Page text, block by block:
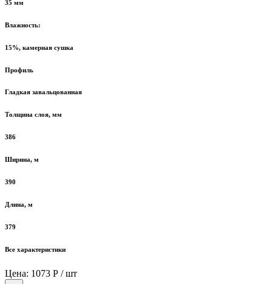
35 мм
Влажность:
15%, камерная сушка
Профиль
Гладкая завальцованная
Толщина слоя, мм
386
Ширина, м
390
Длина, м
379
Все характеристики
Цена: 1073 Р / шт